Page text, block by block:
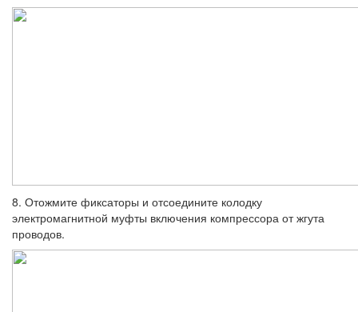
8. Отожмите фиксаторы и отсоедините колодку
электромагнитной муфты включе­ния компрессора от жгута
проводов.